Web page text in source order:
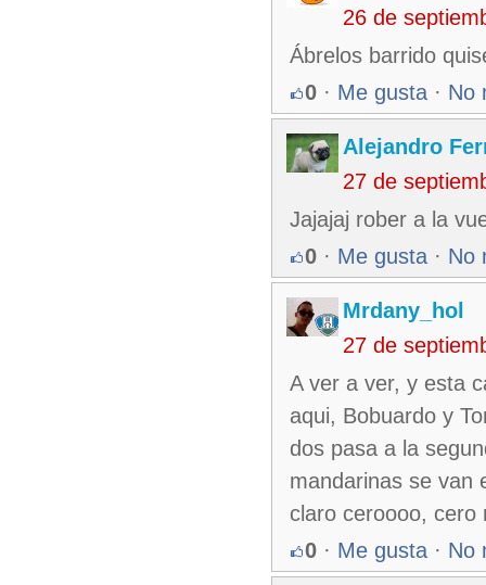
26 de
Ábrelos barrido
0 · Me gusta · No
Alejandro
27 de
Jajajaj rober a la
0 · Me gusta · No
Mrdany_hol
27 de
A ver a ver, y esta
aqui, Bobuardo y
dos pasa a la
mandarinas se van
claro ceroooo, cero
0 · Me gusta · No